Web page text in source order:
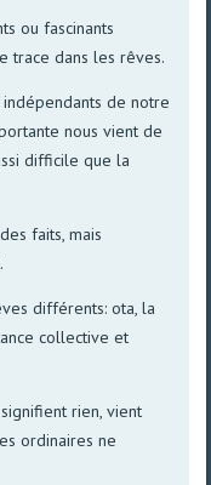
ou fascinants
trace dans les rêves.
de notre
nous vient de
difficile que la
faits, mais
différents: ota, la
collective et
rien, vient
ordinaires ne